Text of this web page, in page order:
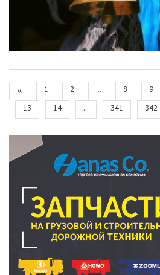
« 1 2 ... 8 9
13
14 ... 341 342